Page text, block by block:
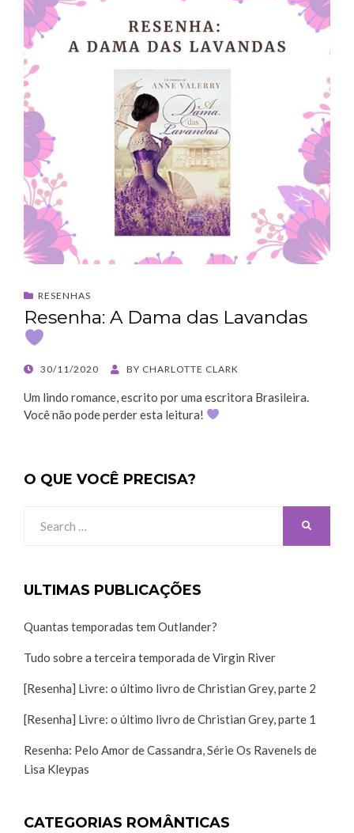
RESENHAS
Resenha: A Dama das Lavandas
POSTED
30/11/2020 BY CHARLOTTE CLARK
Um lindo romance, escrito por uma escritora Brasileira.
Você não pode perder esta leitura!
O QUE VOCÊ PRECISA?
for:
ULTIMAS PUBLICAÇÕES
Quantas temporadas tem Outlander?
Tudo sobre a terceira temporada de Virgin River
[Resenha] Livre: o último livro de Christian Grey, parte 2
[Resenha] Livre: o último livro de Christian Grey, parte 1
Resenha: Pelo Amor de Cassandra, Série Os Ravenels de
Lisa Kleypas
CATEGORIAS ROMÂNTICAS